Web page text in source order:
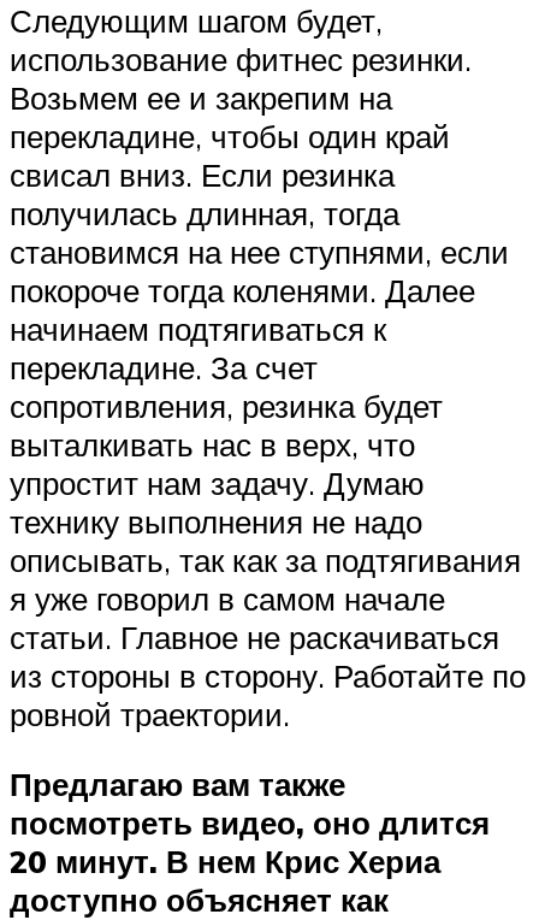
Следующим шагом будет,
использование фитнес резинки.
Возьмем ее и закрепим на
перекладине, чтобы один край
свисал вниз. Если резинка
получилась длинная, тогда
становимся на нее ступнями, если
покороче тогда коленями. Далее
начинаем подтягиваться к
перекладине. За счет
сопротивления, резинка будет
выталкивать нас в верх, что
упростит нам задачу. Думаю
технику выполнения не надо
описывать, так как за подтягивания
я уже говорил в самом начале
статьи. Главное не раскачиваться
из стороны в сторону. Работайте по
ровной траектории.
Предлагаю вам также
посмотреть видео, оно длится
20 минут. В нем Крис Хериа
доступно объясняет как